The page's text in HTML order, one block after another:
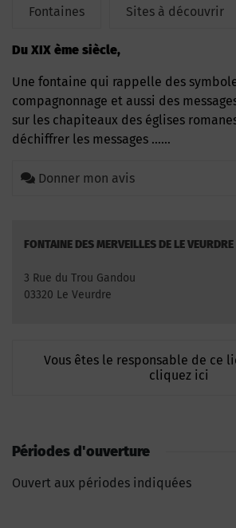
Fontaines Sites à découvrir
Du XIX ème siècle,
Une fontaine qui rappelle des symboles du
compagnonnage et aussi des
sur les chapiteaux des églises
déchiffrer les messages ……
Donner mon avis
FONTAINE DES MERVEILLES DE LE VEURDRE
3 Rue du Trou Gandou
03320 Le Veurdre
Vous êtes le responsable de ce
cliquez ici
Périodes d'ouverture
Ouvert aux périodes indiquées